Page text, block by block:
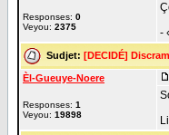
Responses: 0
Veyou: 2375
-
Sudjet: [DECIDÉ]
Èl-Gueuye-Noere
Responses: 1
Veyou: 19898